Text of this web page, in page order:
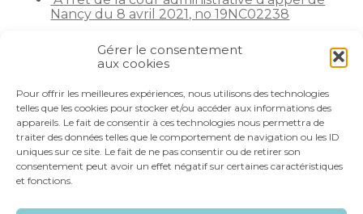
Gérer le consentement
aux cookies
Pour offrir les meilleures expériences, nous utilisons des technologies
telles que les cookies pour stocker et/ou accéder aux informations des
appareils. Le fait de consentir à ces technologies nous permettra de
traiter des données telles que le comportement de navigation ou les ID
uniques sur ce site. Le fait de ne pas consentir ou de retirer son
consentement peut avoir un effet négatif sur certaines caractéristiques
et fonctions.
Nancy du 8 avril 2021, no 19NC02238
La petite histoire du jour
FaceBook
TwitterLinkedIn